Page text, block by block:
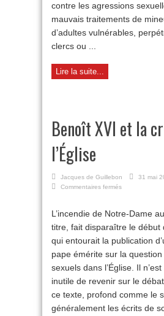
contre les agressions
mauvais traitements de
d’adultes vulnérables,
clercs ou ...
Lire la suite...
Benoît XVI et la
l’Église
Jacques de Guillebon
31 mai
Commentaires fermés
et
la
de
l’Église
L’incendie de Notre-Dame
titre, fait disparaître le début
qui entourait la publication
pape émérite sur la
sexuels dans l’Église. Il
inutile de revenir sur le
ce texte, profond comme le
généralement les écrits de